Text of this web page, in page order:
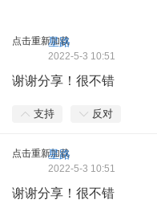
点击重新加载
星路
2022-5-3 10:51
谢谢分享！很不错
支持 反对
点击重新加载
星路
2022-5-3 10:51
谢谢分享！很不错